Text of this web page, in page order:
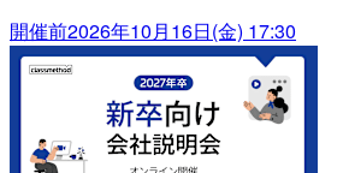
開催前2026年10月16日(金) 17:30